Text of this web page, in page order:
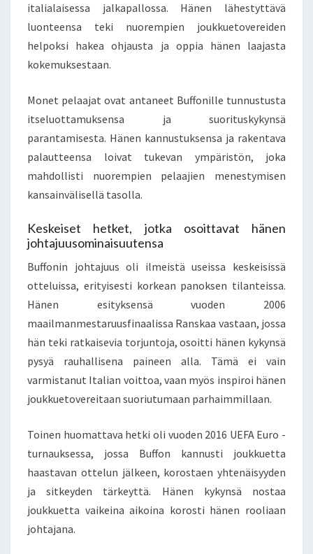
italialaisessa jalkapallossa. Hänen lähestyttävä
luonteensa teki nuorempien joukkuetovereiden
helpoksi hakea ohjausta ja oppia hänen laajasta
kokemuksestaan.
Monet pelaajat ovat antaneet Buffonille tunnustusta
itseluottamuksensa ja suorituskykynsä
parantamisesta. Hänen kannustuksensa ja rakentava
palautteensa loivat tukevan ympäristön, joka
mahdollisti nuorempien pelaajien menestymisen
kansainvälisellä tasolla.
Keskeiset hetket, jotka osoittavat hänen
johtajuusominaisuutensa
Buffonin johtajuus oli ilmeistä useissa keskeisissä
otteluissa, erityisesti korkean panoksen tilanteissa.
Hänen esityksensä vuoden 2006
maailmanmestaruusfinaalissa Ranskaa vastaan, jossa
hän teki ratkaisevia torjuntoja, osoitti hänen kykynsä
pysyä rauhallisena paineen alla. Tämä ei vain
varmistanut Italian voittoa, vaan myös inspiroi hänen
joukkuetovereitaan suoriutumaan parhaimmillaan.
Toinen huomattava hetki oli vuoden 2016 UEFA Euro -
turnauksessa, jossa Buffon kannusti joukkuetta
haastavan ottelun jälkeen, korostaen yhtenäisyyden
ja sitkeyden tärkeyttä. Hänen kykynsä nostaa
joukkuetta vaikeina aikoina korosti hänen rooliaan
johtajana.